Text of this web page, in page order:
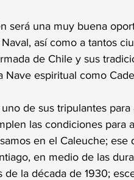
será una muy buena
así como a tantos
de Chile y sus
espiritual como
de sus tripulantes
las condiciones para
en el Caleuche; ese
en medio de las
la década de 1930;